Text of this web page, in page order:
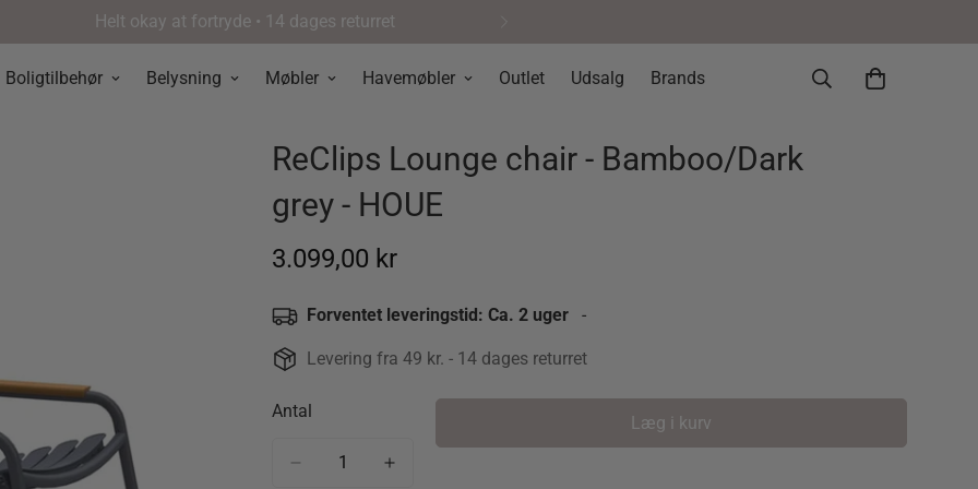
Helt okay at fortryde • 14 dages returret
Boligtilbehør Belysning Møbler Havemøbler Outlet Udsalg Brands
ReClips Lounge chair - Bamboo/Dark
grey - HOUE
Normal
3.099,00 kr
Forventet leveringstid: Ca. 2 uger -
Levering fra 49 kr. - 14 dages returret
Antal
Læg i kurv